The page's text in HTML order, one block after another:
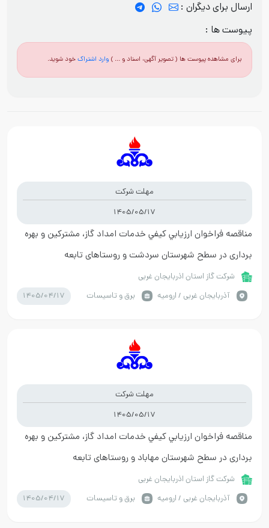
ارسال برای دیگران :
پیوست ها :
برای مشاهده پیوست ها ( تصویر آگهی، اسناد و ... ) وارد اشتراکخود شوید.
مهلت شرکت
1405/05/17
مناقصه فراخوان ارزيابي کيفي خدمات امداد گاز، مشترکین و بهره
برداری در سطح شهرستان سردشت و روستاهای تابعه
شرکت گاز استان اذربایجان غربی
آذربايجان غربي / ارومیه
برق و تاسیسات 1405/04/17
مهلت شرکت
1405/05/17
مناقصه فراخوان ارزيابي کيفي خدمات امداد گاز، مشترکین و بهره
برداری در سطح شهرستان مهاباد و روستاهای تابعه
شرکت گاز استان اذربایجان غربی
آذربايجان غربي / ارومیه
برق و تاسیسات 1405/04/17